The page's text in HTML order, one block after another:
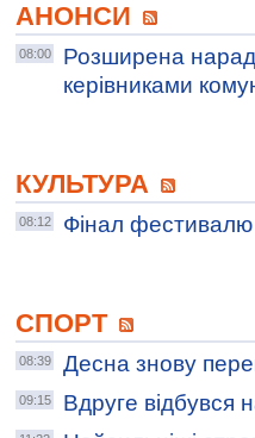
АНОНСИ
08:00
Розширена
керівниками
КУЛЬТУРА
08:12
Фінал фестивалю
СПОРТ
08:39 Десна знову
09:15 Вдруге відбувся